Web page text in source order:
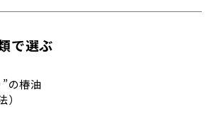
で選ぶ
の椿油
）